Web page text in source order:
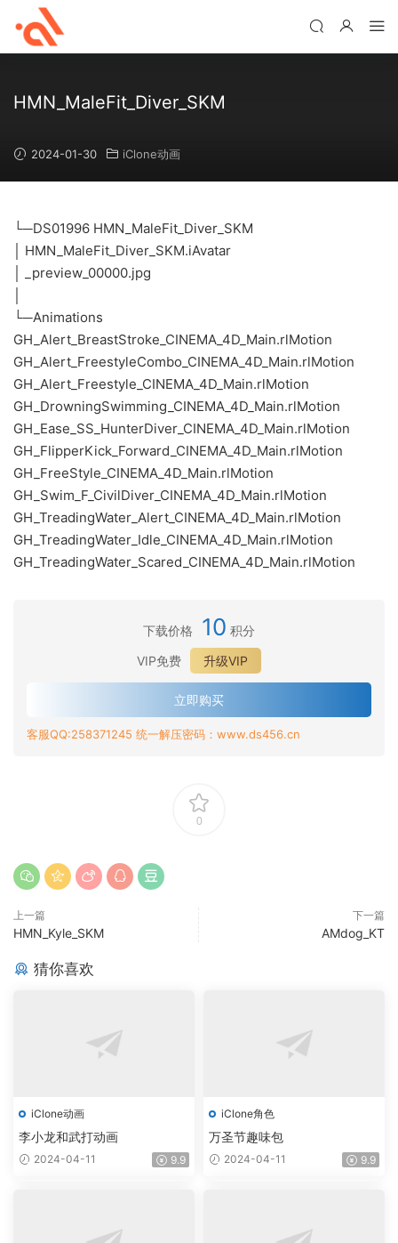
HMN_MaleFit_Diver_SKM
2024-01-30 iClone动画
└─DS01996 HMN_MaleFit_Diver_SKM
│ HMN_MaleFit_Diver_SKM.iAvatar
│ _preview_00000.jpg
└─Animations
GH_Alert_BreastStroke_CINEMA_4D_Main.rlMotion
GH_Alert_FreestyleCombo_CINEMA_4D_Main.rlMotion
GH_Alert_Freestyle_CINEMA_4D_Main.rlMotion
GH_DrowningSwimming_CINEMA_4D_Main.rlMotion
GH_Ease_SS_HunterDiver_CINEMA_4D_Main.rlMotion
GH_FlipperKick_Forward_CINEMA_4D_Main.rlMotion
GH_FreeStyle_CINEMA_4D_Main.rlMotion
GH_Swim_F_CivilDiver_CINEMA_4D_Main.rlMotion
GH_TreadingWater_Alert_CINEMA_4D_Main.rlMotion
GH_TreadingWater_Idle_CINEMA_4D_Main.rlMotion
GH_TreadingWater_Scared_CINEMA_4D_Main.rlMotion
下载价格 10 积分
VIP免费
升级VIP
立即购买
客服QQ:258371245 统一解压密码：www.ds456.cn
0
上一篇
HMN_Kyle_SKM
下一篇
AMdog_KT
猜你喜欢
iClone动画
李小龙和武打动画
2024-04-11 9.9
iClone角色
万圣节趣味包
2024-04-11 9.9